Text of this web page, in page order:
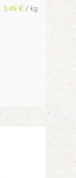
3,45 € / kg